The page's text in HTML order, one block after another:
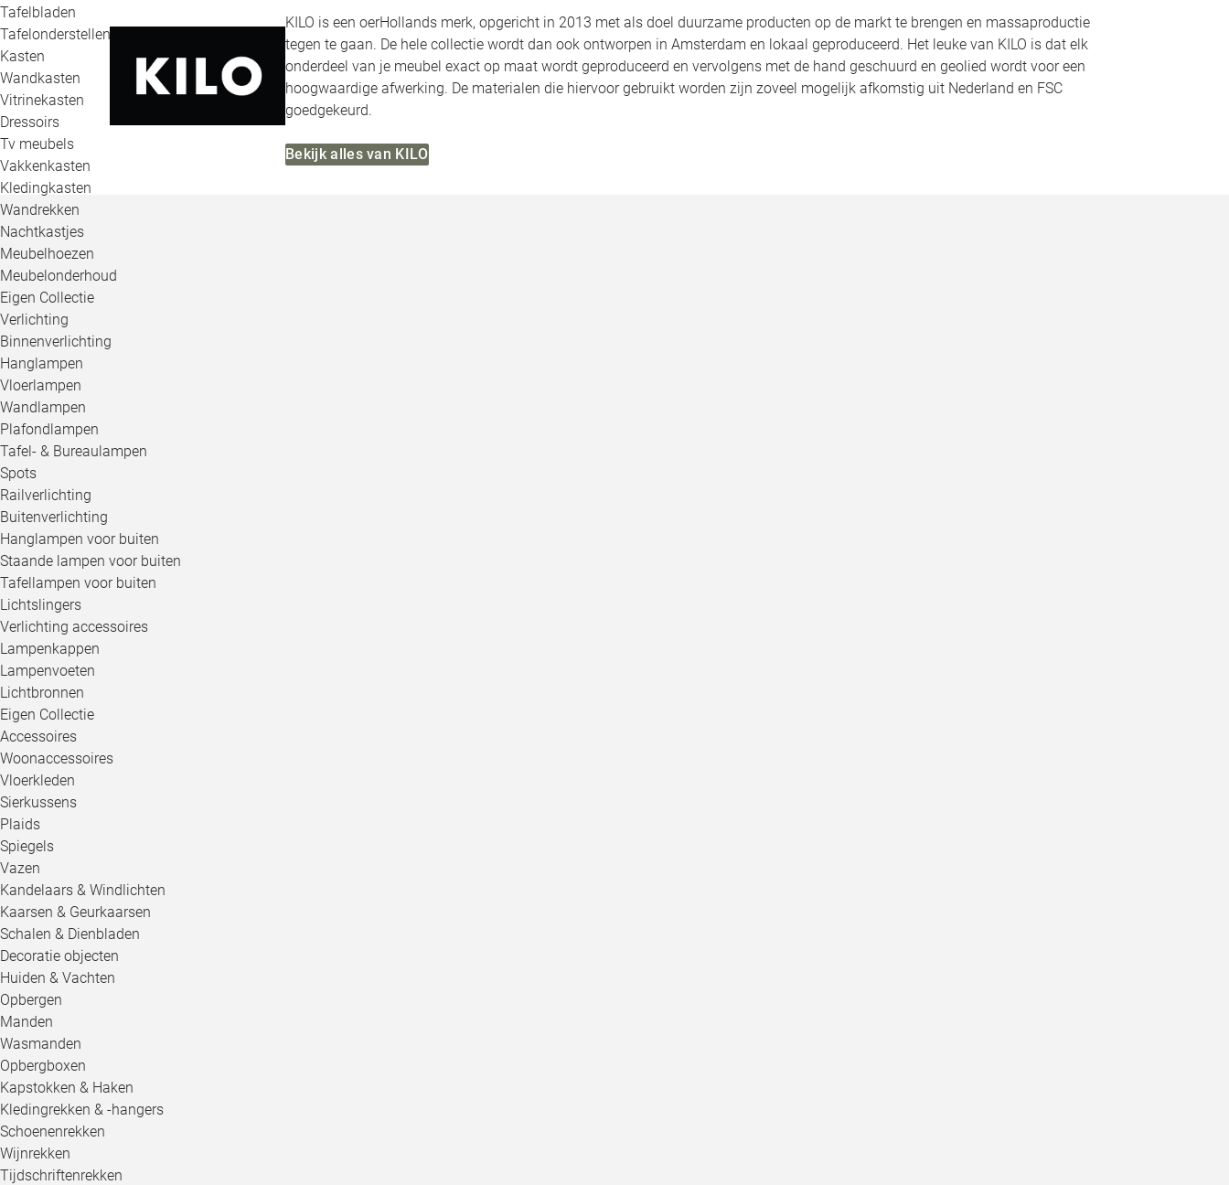
Tafelbladen
Tafelonderstellen
Kasten
Wandkasten
Vitrinekasten
Dressoirs
Tv meubels
Vakkenkasten
Kledingkasten
Wandrekken
Nachtkastjes
Meubelhoezen
Meubelonderhoud
Eigen Collectie
Verlichting
Binnenverlichting
Hanglampen
Vloerlampen
Wandlampen
Plafondlampen
Tafel- & Bureaulampen
Spots
Railverlichting
Buitenverlichting
Hanglampen voor buiten
Staande lampen voor buiten
Tafellampen voor buiten
Lichtslingers
Verlichting accessoires
Lampenkappen
Lampenvoeten
Lichtbronnen
Eigen Collectie
Accessoires
Woonaccessoires
Vloerkleden
Sierkussens
Plaids
Spiegels
Vazen
Kandelaars & Windlichten
Kaarsen & Geurkaarsen
Schalen & Dienbladen
Decoratie objecten
Huiden & Vachten
Opbergen
Manden
Wasmanden
Opbergboxen
Kapstokken & Haken
Kledingrekken & -hangers
Schoenenrekken
Wijnrekken
Tijdschriftenrekken
KILO is een oerHollands merk, opgericht in 2013 met als doel duurzame producten op de markt te brengen en massaproductie
tegen te gaan. De hele collectie wordt dan ook ontworpen in Amsterdam en lokaal geproduceerd. Het leuke van KILO is dat elk
onderdeel van je meubel exact op maat wordt geproduceerd en vervolgens met de hand geschuurd en geolied wordt voor een
hoogwaardige afwerking. De materialen die hiervoor gebruikt worden zijn zoveel mogelijk afkomstig uit Nederland en FSC
goedgekeurd.
Bekijk alles van KILO